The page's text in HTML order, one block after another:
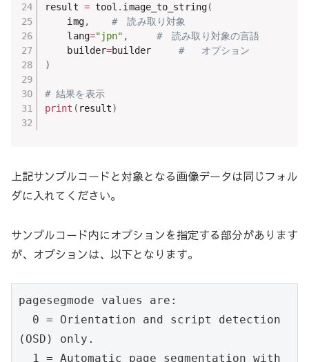
result = tool . image_to_string(
    img
,
#　読み取り対象
    lang
="jpn" ,
#　読み取り対象の言語
    builder
=builder #   オプション
)
# 結果を表示
print ( result)
上記サンプルコードと対象となる画像データは同じフォル
ダに入れてください。
サンプルコード内にオプションを指定する部分があります
が、オプションは、以下となります。
pagesegmode values are:
(OSD) only.